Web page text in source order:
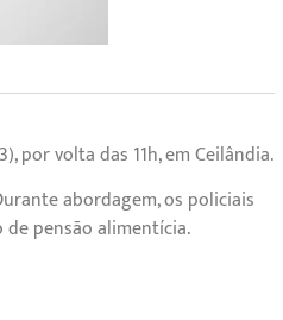
por volta das 11h, em Ceilândia.
abordagem, os policiais
pensão alimentícia.